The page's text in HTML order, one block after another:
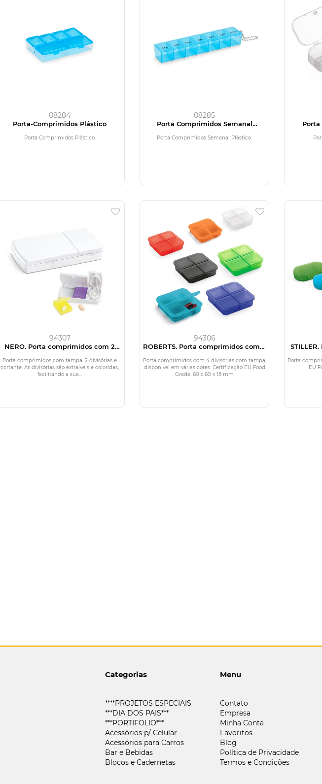
08284
Porta-Comprimidos Plástico
Porta Comprimidos Plástico.
08285
Porta Comprimidos Semanal
Porta Comprimidos Semanal Plástico.
94307
NERO. Porta comprimidos com 2
Porta comprimidos com tampa, 2 divisórias e
cortante. As divisórias são extraíveis e coloridas,
facilitando a sua...
94306
ROBERTS. Porta comprimidos com 4
Porta comprimidos com 4 divisórias com tampa,
disponível em várias cores. Certificação EU Food
Grade. 60 x 60 x 18 mm
Porta
EU
Categorias
****PROJETOS ESPECIAIS
***DIA DOS PAIS***
***PORTIFOLIO***
Acessórios p/ Celular
Acessórios para Carros
Bar e Bebidas
Blocos e Cadernetas
Menu
Contato
Empresa
Minha Conta
Favoritos
Blog
Política de Privacidade
Termos e Condições